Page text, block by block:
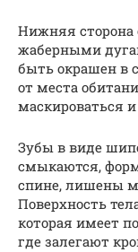
Нижняя
жаберными
быть окрашен в
от места
маскироваться
Зубы в виде
смыкаются,
спине, лишены
Поверхность
которая имеет
где залегают